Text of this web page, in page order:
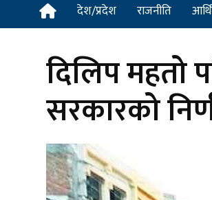
देश/प्रदेश राजनीति
दिलिप महतो
सरकारको